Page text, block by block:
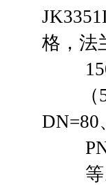
格，法
（
DN=80
等。